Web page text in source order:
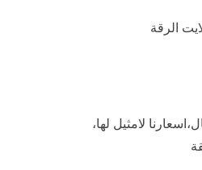
الرقة
لامثيل لها،